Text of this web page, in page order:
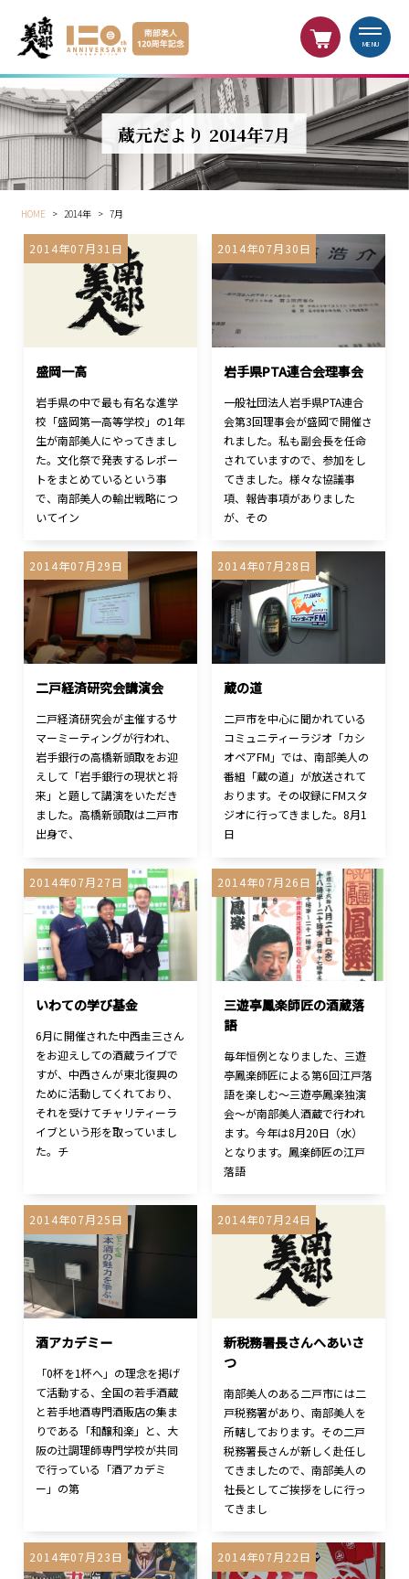
MENU
蔵元だより 2014年7月
HOME > 2014年 > 7月
2014年07月31日
盛岡一高
岩手県の中で最も有名な進学
校「盛岡第一高等学校」の1年
生が南部美人にやってきまし
た。文化祭で発表するレポー
トをまとめているという事
で、南部美人の輸出戦略につ
いてイン
2014年07月30日
岩手県PTA連合会理事会
一般社団法人岩手県PTA連合
会第3回理事会が盛岡で開催さ
れました。私も副会長を任命
されていますので、参加をし
てきました。様々な協議事
項、報告事項がありました
が、その
2014年07月29日
二戸経済研究会講演会
二戸経済研究会が主催するサ
マーミーティングが行われ、
岩手銀行の高橋新頭取をお迎
えして「岩手銀行の現状と将
来」と題して講演をいただき
ました。高橋新頭取は二戸市
出身で、
2014年07月28日
蔵の道
二戸市を中心に聞かれている
コミュニティーラジオ「カシ
オペアFM」では、南部美人の
番組「蔵の道」が放送されて
おります。その収録にFMスタ
ジオに行ってきました。8月1
日
2014年07月27日
いわての学び基金
6月に開催された中西圭三さん
をお迎えしての酒蔵ライブで
すが、中西さんが東北復興の
ために活動してくれており、
それを受けてチャリティーラ
イブという形を取っていまし
た。チ
2014年07月26日
三遊亭鳳楽師匠の酒蔵落
語
毎年恒例となりました、三遊
亭鳳楽師匠による第6回江戸落
語を楽しむ～三遊亭鳳楽独演
会～が南部美人酒蔵で行われ
ます。今年は8月20日（水）
となります。鳳楽師匠の江戸
落語
2014年07月25日
酒アカデミー
「0杯を1杯へ」の理念を掲げ
て活動する、全国の若手酒蔵
と若手地酒専門酒販店の集ま
りである「和醸和楽」と、大
阪の辻調理師専門学校が共同
で行っている「酒アカデミ
ー」の第
2014年07月24日
新税務署長さんへあいさ
つ
南部美人のある二戸市には二
戸税務署があり、南部美人を
所轄しております。その二戸
税務署長さんが新しく赴任し
てきましたので、南部美人の
社長としてご挨拶をしに行っ
てきまし
2014年07月23日 2014年07月22日